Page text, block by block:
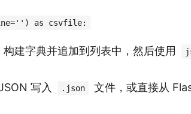
as csvfile:
构建字典并追加到列表中，然后使用
写入 .json 文件，或直接从